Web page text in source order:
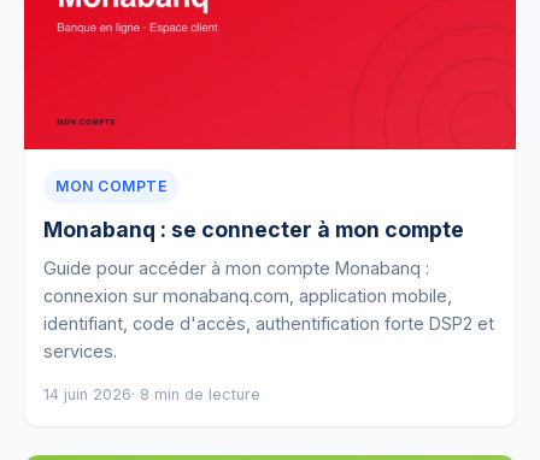
MON COMPTE
Monabanq : se connecter à mon compte
Guide pour accéder à mon compte Monabanq :
connexion sur monabanq.com, application mobile,
identifiant, code d'accès, authentification forte DSP2 et
services.
14 juin 2026· 8 min de lecture